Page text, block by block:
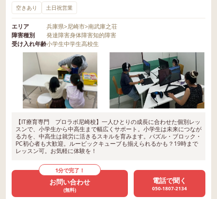
空きあり 土日祝営業
エリア 兵庫県>尼崎市>南武庫之荘
障害種別
発達障害身体障害知的障害
受け入れ年齢小学生中学生高校生
【IT療育専門 プロラボ尼崎校】一人ひとりの成長に合わせた個別レッ
スンで、小学生から中高生まで幅広くサポート。小学生は未来につなが
る力を、中高生は就労に活きるスキルを育みます。パズル・ブロック・
PC初心者も大歓迎。ルービックキューブも揃えられるかも？19時まで
レッスン可。お気軽に体験を！
1分で完了！
お問い合わせ
(無料)
電話で聞く
050-1807-2134